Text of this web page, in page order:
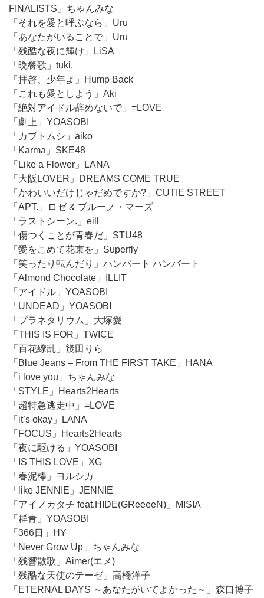
FINALISTS」ちゃんみな
「それを愛と呼ぶなら」Uru
「あなたがいることで」Uru
「残酷な夜に輝け」LiSA
「晩餐歌」tuki.
「拝啓、少年よ」Hump Back
「これも愛としよう」Aki
「絶対アイドル辞めないで」=LOVE
「劇上」YOASOBI
「カブトムシ」aiko
「Karma」SKE48
「Like a Flower」LANA
「大阪LOVER」DREAMS COME TRUE
「かわいいだけじゃだめですか?」CUTIE STREET
「APT.」ロゼ & ブルーノ・マーズ
「ラストシーン.」eill
「傷つくことが青春だ」STU48
「愛をこめて花束を」Superfly
「笑ったり転んだり」ハンバート ハンバート
「Almond Chocolate」ILLIT
「アイドル」YOASOBI
「UNDEAD」YOASOBI
「プラネタリウム」大塚愛
「THIS IS FOR」TWICE
「百花繚乱」幾田りら
「Blue Jeans – From THE FIRST TAKE」HANA
「i love you」ちゃんみな
「STYLE」Hearts2Hearts
「超特急逃走中」=LOVE
「it’s okay」LANA
「FOCUS」Hearts2Hearts
「夜に駆ける」YOASOBI
「IS THIS LOVE」XG
「春泥棒」ヨルシカ
「like JENNIE」JENNIE
「アイノカタチ feat.HIDE(GReeeeN)」MISIA
「群青」YOASOBI
「366日」HY
「Never Grow Up」ちゃんみな
「残響散歌」Aimer(エメ)
「残酷な天使のテーゼ」高橋洋子
「ETERNAL DAYS ～あなたがいてよかった～」森口博子